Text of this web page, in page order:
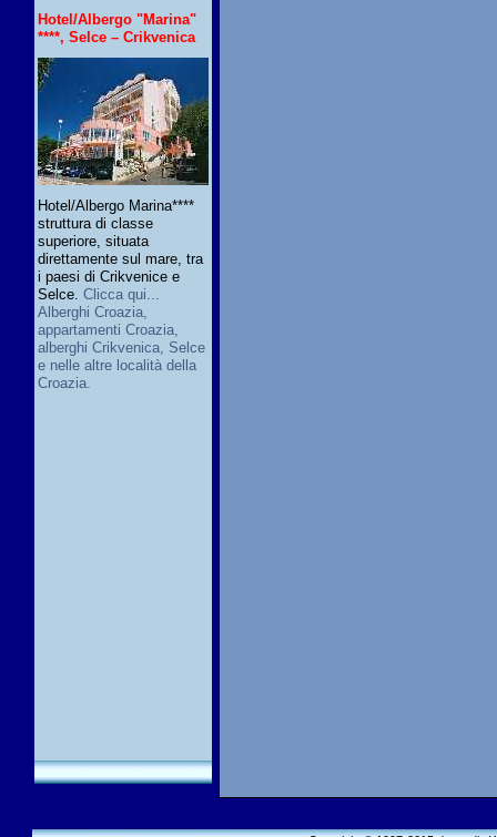
Hotel/Albergo "Marina"
****, Selce – Crikvenica
Hotel/Albergo Marina****
struttura di classe
superiore, situata
direttamente sul mare, tra
i paesi di Crikvenice e
Selce. Clicca qui...
Alberghi Croazia,
appartamenti Croazia,
alberghi Crikvenica, Selce
e nelle altre località della
Croazia.